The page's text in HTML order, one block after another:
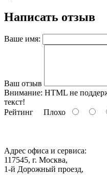
Написать отзыв
Ваше имя:
Ваш отзыв
Внимание: HTML не
текст!
Рейтинг Плохо
Адрес офиса и сервиса:
117545, г. Москва,
1-й Дорожный проезд,